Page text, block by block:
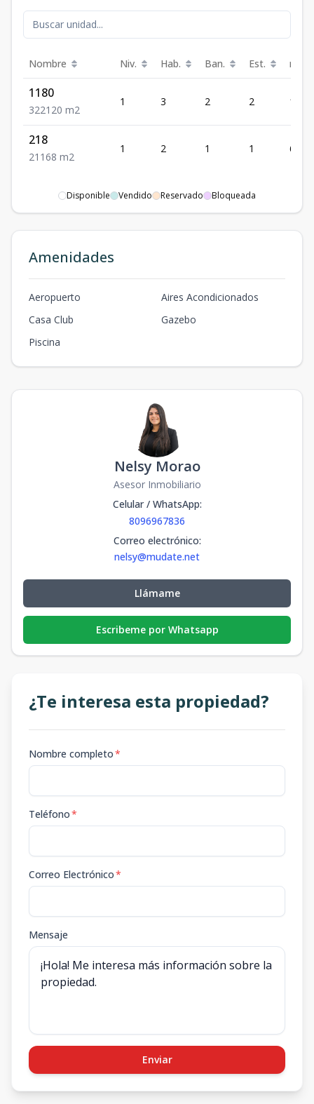
Nombre Niv. Hab. Ban. Est. m²
1180
322120 m2
1 3 2 2 120
218
21 1 68 m2
1 2 1 1 68
Disponible Vendido Reservado Bloqueada
Amenidades
Aeropuerto
Aires Acondicionados
Casa Club
Gazebo
Piscina
Nelsy Morao
Asesor Inmobiliario
Celular / WhatsApp:
8096967836
Correo electrónico:
nelsy@mudate.net
Llámame
Escribeme por Whatsapp
¿Te interesa esta propiedad?
Nombre completo*
Teléfono*
Correo Electrónico*
Mensaje
Enviar